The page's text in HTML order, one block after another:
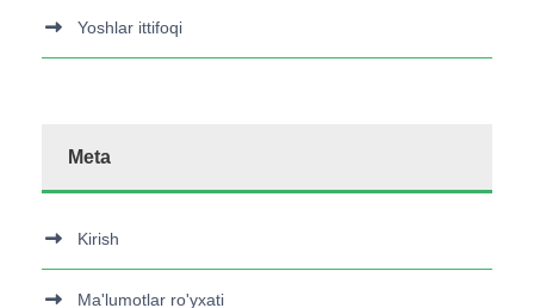
Yoshlar ittifoqi
Meta
Kirish
Ma'lumotlar ro'yxati